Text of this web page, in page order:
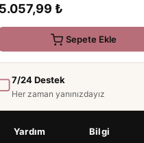
5.057,99 ₺
Sepete Ekle
7/24 Destek
Her zaman yanınızdayız
Yardım
Bilgi